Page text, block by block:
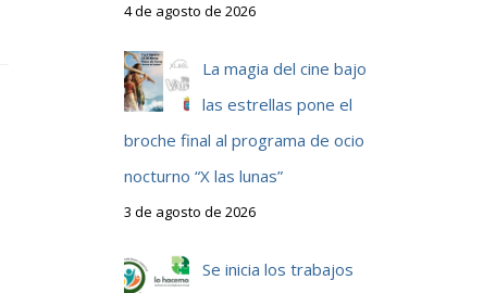
4 de agosto de 2026
La magia del cine bajo
las estrellas pone el
broche final al programa de ocio
nocturno “X las lunas”
3 de agosto de 2026
Se inicia los trabajos